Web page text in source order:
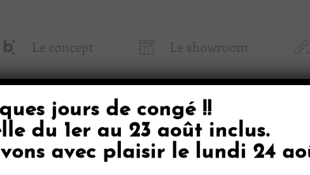
Le concept Le showroom
Papier Peint & Tissu
jours de congé!!
du 1er au 23 août inclus.
avec plaisir le lundi 24